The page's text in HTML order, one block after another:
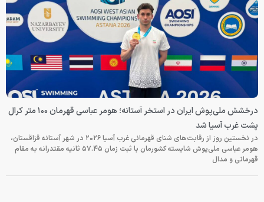
درخشش ملی‌پوش ایران در استخر آستانه؛ هومر عباسی قهرمان ۱۰۰ متر کرال
پشت غرب آسیا شد
در نخستین روز از رقابت‌های شنای قهرمانی غرب آسیا ۲۰۲۶ در شهر آستانه قزاقستان،
هومر عباسی ملی‌پوش شایسته کشورمان با ثبت زمان ۵۷.۴۵ ثانیه مقتدرانه به مقام
قهرمانی و مدال